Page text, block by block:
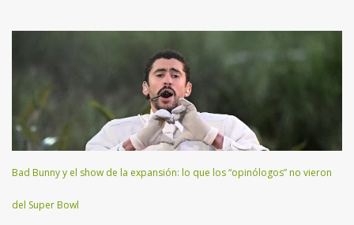
al football como un deporte de contacto . Si bien es cierto, hay
características más atractivas para detallar. Esta disciplina es un “ ajedrez
humano ”, como el que practicaban los reyes en la edad media con actores
reales en un campo abierto. En lugar de 16 piezas, hay dos equipos de 11
jugadores que se disputan el terreno, donde cada uno deberá transitar
yardas para anotar puntos, trasladando o pateando un balón ovalado. El
Super Bowl (o Super Tazón) es la final del campeonato mundial...
Bad Bunny y el show de la expansión: lo que los “opinólogos” no vieron
del Super Bowl